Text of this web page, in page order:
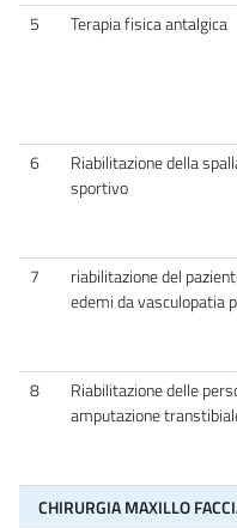
5
Terapia fisica antalgica
6
Riabilitazione della
sportivo
7
riabilitazione del
edemi da vasculopatia
8
Riabilitazione delle
amputazione
CHIRURGIA MAXILLO